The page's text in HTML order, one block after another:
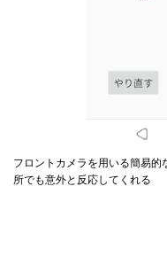
フロントカメラを用いる簡易
所でも意外と反応してくれる